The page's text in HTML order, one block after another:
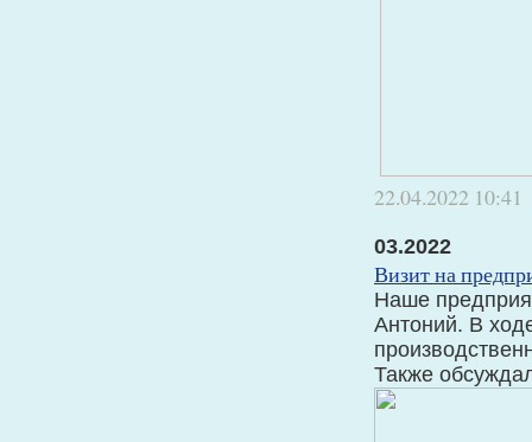
22.04.2022 10:41
03.2022
Визит на
Наше
Антоний. В
Также